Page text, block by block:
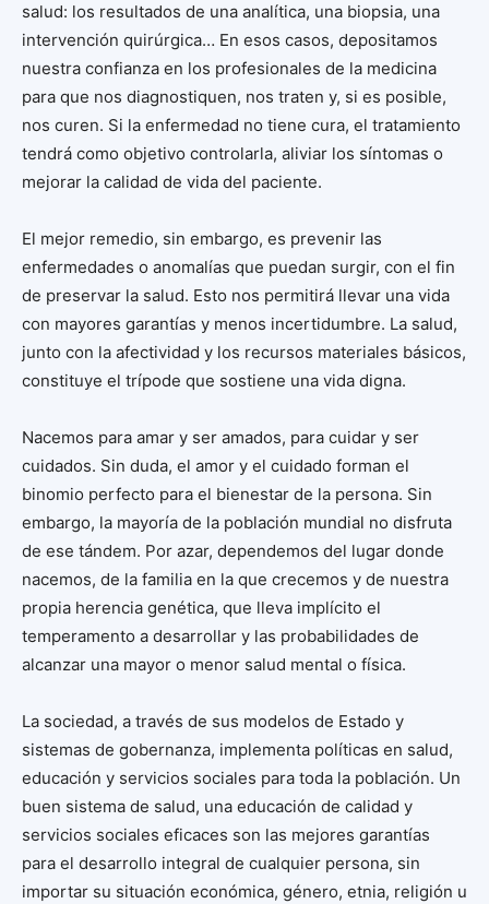
salud: los resultados de una analítica, una biopsia, una
intervención quirúrgica… En esos casos, depositamos
nuestra confianza en los profesionales de la medicina
para que nos diagnostiquen, nos traten y, si es posible,
nos curen. Si la enfermedad no tiene cura, el tratamiento
tendrá como objetivo controlarla, aliviar los síntomas o
mejorar la calidad de vida del paciente.
El mejor remedio, sin embargo, es prevenir las
enfermedades o anomalías que puedan surgir, con el fin
de preservar la salud. Esto nos permitirá llevar una vida
con mayores garantías y menos incertidumbre. La salud,
junto con la afectividad y los recursos materiales básicos,
constituye el trípode que sostiene una vida digna.
Nacemos para amar y ser amados, para cuidar y ser
cuidados. Sin duda, el amor y el cuidado forman el
binomio perfecto para el bienestar de la persona. Sin
embargo, la mayoría de la población mundial no disfruta
de ese tándem. Por azar, dependemos del lugar donde
nacemos, de la familia en la que crecemos y de nuestra
propia herencia genética, que lleva implícito el
temperamento a desarrollar y las probabilidades de
alcanzar una mayor o menor salud mental o física.
La sociedad, a través de sus modelos de Estado y
sistemas de gobernanza, implementa políticas en salud,
educación y servicios sociales para toda la población. Un
buen sistema de salud, una educación de calidad y
servicios sociales eficaces son las mejores garantías
para el desarrollo integral de cualquier persona, sin
importar su situación económica, género, etnia, religión u